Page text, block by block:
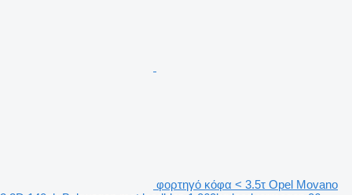
φορτηγό κόφα < 3.5τ Opel Movano